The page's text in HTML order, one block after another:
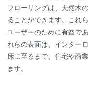
フローリングは、天然木
ることができます。これ
ユーザーのために有益で
れらの表面は、インター
床に至るまで、住宅や商
ます。